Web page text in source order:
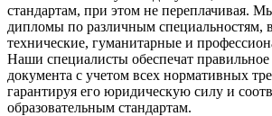
стандартам, при этом не переплачивая.
дипломы по различным специальностям,
технические, гуманитарные и
Наши специалисты обеспечат
документа с учетом всех нормативных
гарантируя его юридическую силу и
образовательным стандартам.